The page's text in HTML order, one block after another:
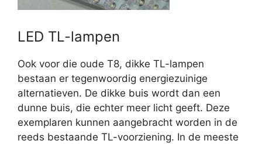
LED TL-lampen
Ook voor die oude T8, dikke TL-lampen
bestaan er tegenwoordig energiezuinige
alternatieven. De dikke buis wordt dan een
dunne buis, die echter meer licht geeft. Deze
exemplaren kunnen aangebracht worden in de
reeds bestaande TL-voorziening. In de meeste